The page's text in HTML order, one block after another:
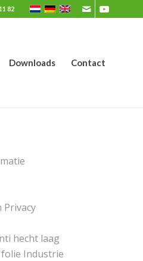
82
Downloads Contact
Privacy
hecht laag
Industrie